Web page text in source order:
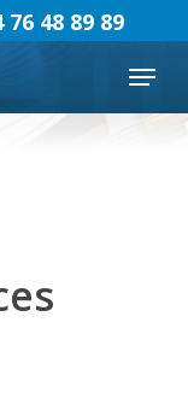
Menu
76 48 89 89